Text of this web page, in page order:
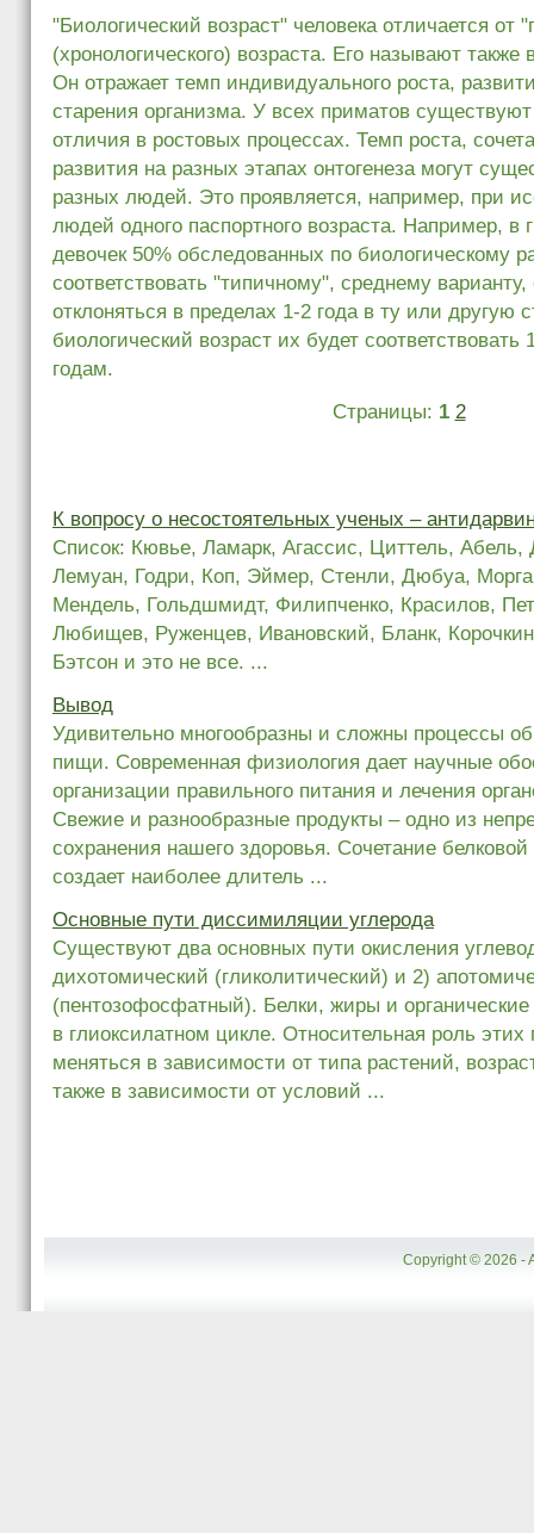
"Биологический возраст" человека отличается от
(хронологического) возраста. Его называют также
Он отражает темп индивидуального роста,
старения организма. У всех приматов
отличия в ростовых процессах. Темп роста,
развития на разных этапах онтогенеза могут
разных людей. Это проявляется, например, при
людей одного паспортного возраста. Например, в
девочек 50% обследованных по биологическому
соответствовать "типичному", среднему
отклоняться в пределах 1-2 года в ту или другую
биологический возраст их будет
годам.
Страницы: 1 2
К вопросу о несостоятельных ученых –
Список: Кювье, Ламарк, Агассис, Циттель, Абель,
Лемуан, Годри, Коп, Эймер, Стенли, Дюбуа,
Мендель, Гольдшмидт, Филипченко, Красилов,
Любищев, Руженцев, Ивановский, Бланк,
Бэтсон и это не все. ...
Вывод
Удивительно многообразны и сложны процессы
пищи. Современная физиология дает научные
организации правильного питания и лечения
Свежие и разнообразные продукты – одно из
сохранения нашего здоровья. Сочетание
создает наиболее длитель ...
Основные пути диссимиляции углерода
Существуют два основных пути окисления
дихотомический (гликолитический) и 2)
(пентозофосфатный). Белки, жиры и
в глиоксилатном цикле. Относительная роль
меняться в зависимости от типа растений,
также в зависимости от условий ...
Copyright © 2026 -